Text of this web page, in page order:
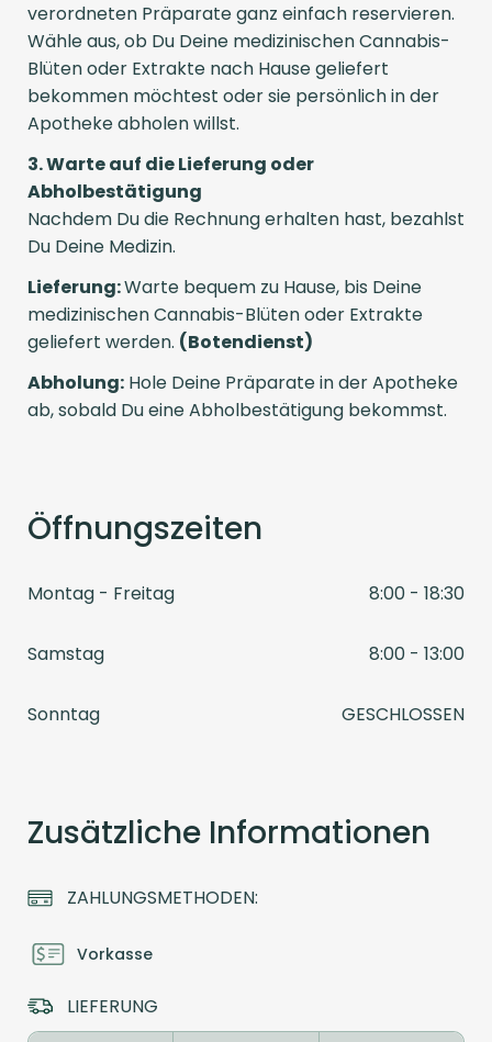
verordneten Präparate ganz einfach reservieren.
Wähle aus, ob Du Deine medizinischen Cannabis-
Blüten oder Extrakte nach Hause geliefert
bekommen möchtest oder sie persönlich in der
Apotheke abholen willst.
3. Warte auf die Lieferung oder
Abholbestätigung
Nachdem Du die Rechnung erhalten hast, bezahlst
Du Deine Medizin.
Lieferung:Warte bequem zu Hause, bis Deine
medizinischen Cannabis-Blüten oder Extrakte
geliefert werden. (Botendienst)
Abholung: Hole Deine Präparate in der Apotheke
ab, sobald Du eine Abholbestätigung bekommst.
Öffnungszeiten
Montag - Freitag 8:00 - 18:30
Samstag 8:00 - 13:00
Sonntag GESCHLOSSEN
Zusätzliche Informationen
ZAHLUNGSMETHODEN:
Vorkasse
LIEFERUNG